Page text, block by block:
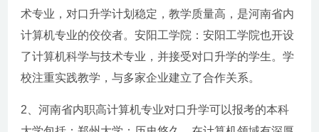
术专业，对口升学计划稳定，教学质量高，是河南省内
计算机专业的佼佼者。安阳工学院：安阳工学院也开设
了计算机科学与技术专业，并接受对口升学的学生。学
校注重实践教学，与多家企业建立了合作关系。
2、河南省内职高计算机专业对口升学可以报考的本科